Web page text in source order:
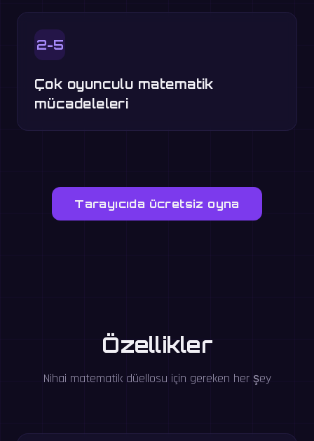
2-5
Çok oyunculu matematik
mücadeleleri
Tarayıcıda ücretsiz oyna
Özellikler
Nihai matematik düellosu için gereken her şey